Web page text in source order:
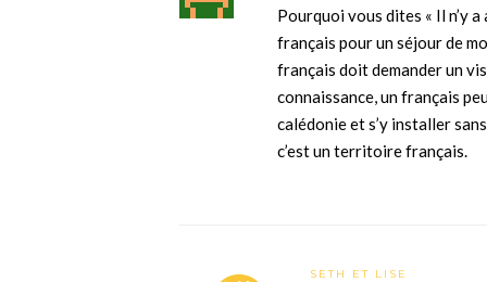
Pourquoi vous dites « Il n’y
français pour un séjour de
français doit demander un
connaissance, un français
calédonie et s’y installer
c’est un territoire français.
SETH ET LISE